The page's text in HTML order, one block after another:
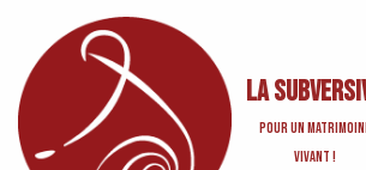
Aller
au
contenu
La
Pour un
vivant !